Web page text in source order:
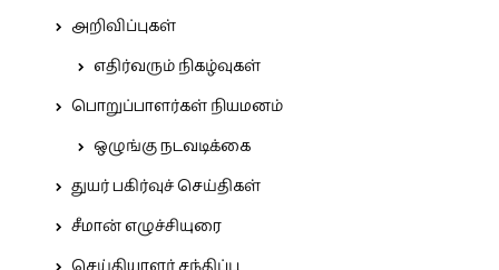
அறிவிப்புகள்
எதிர்வரும் நிகழ்வுகள்
பொறுப்பாளர்கள் நியமனம்
ஒழுங்கு நடவடிக்கை
துயர் பகிர்வுச் செய்திகள்
சீமான் எழுச்சியுரை